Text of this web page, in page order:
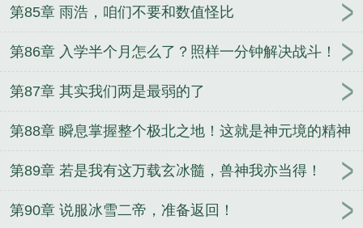
魂环？
第85章 雨浩，咱们不要和数值怪比
第86章 入学半个月怎么了？照样一分钟解决战斗！
第87章 其实我们两是最弱的了
第88章 瞬息掌握整个极北之地！这就是神元境的精神
力！
第89章 若是我有这万载玄冰髓，兽神我亦当得！
第90章 说服冰雪二帝，准备返回！